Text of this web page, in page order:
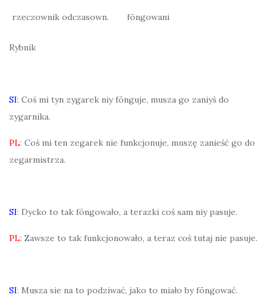
rzeczownik odczasown. fōngowani
Rybnik
SI: Coś mi tyn zygarek niy fōnguje, musza go zaniyś do
zygarnika.
PL: Coś mi ten zegarek nie funkcjonuje, muszę zanieść go do
zegarmistrza.
SI: Dycko to tak fōngowało, a terazki coś sam niy pasuje.
PL: Zawsze to tak funkcjonowało, a teraz coś tutaj nie pasuje.
SI: Musza sie na to podziwać, jako to miało by fōngować.